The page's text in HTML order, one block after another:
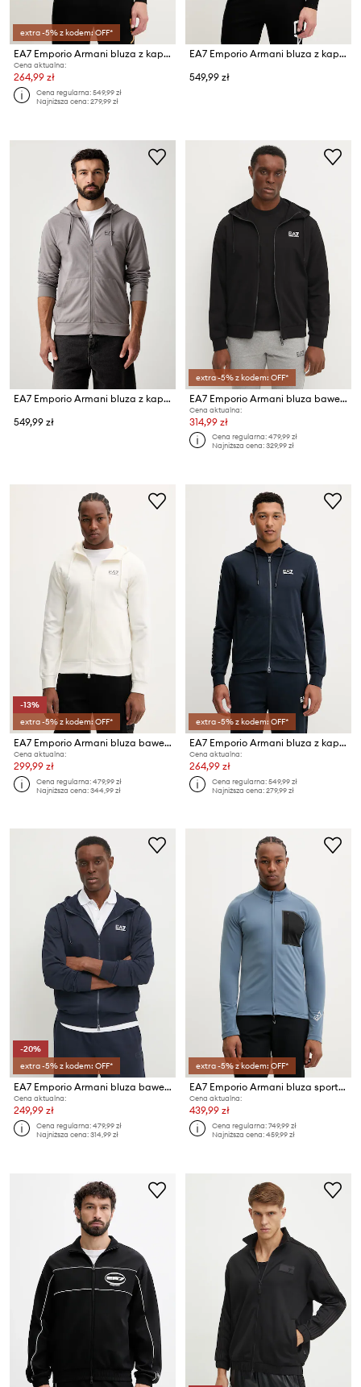
extra -5% z kodem: OFF*
EA7 Emporio Armani bluza z kapturem męska
Cena aktualna:
264,99 zł
Cena regularna:549,99 zł
Najniższa cena:279,99 zł
EA7 Emporio Armani bluza z kapturem męska
549,99 zł
EA7 Emporio Armani bluza z kapturem męska
549,99 zł
extra -5% z kodem: OFF*
EA7 Emporio Armani bluza bawełniana
Cena aktualna:
314,99 zł
Cena regularna:479,99 zł
Najniższa cena:329,99 zł
-13%
extra -5% z kodem: OFF*
EA7 Emporio Armani bluza bawełniana
Cena aktualna:
299,99 zł
Cena regularna:479,99 zł
Najniższa cena:344,99 zł
extra -5% z kodem: OFF*
EA7 Emporio Armani bluza z kapturem męska
Cena aktualna:
264,99 zł
Cena regularna:549,99 zł
Najniższa cena:279,99 zł
-20%
extra -5% z kodem: OFF*
EA7 Emporio Armani bluza bawełniana
Cena aktualna:
249,99 zł
Cena regularna:479,99 zł
Najniższa cena:314,99 zł
extra -5% z kodem: OFF*
EA7 Emporio Armani bluza sportowa
Cena aktualna:
439,99 zł
Cena regularna:749,99 zł
Najniższa cena:459,99 zł